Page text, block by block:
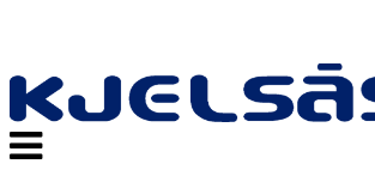
Veksle
navigasjon